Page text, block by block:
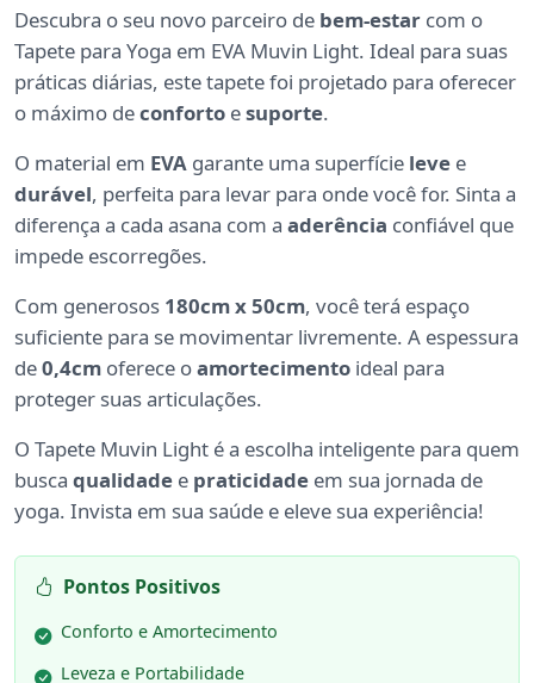
Descubra o seu novo parceiro de bem-estar com o
Tapete para Yoga em EVA Muvin Light. Ideal para suas
práticas diárias, este tapete foi projetado para oferecer
o máximo deconforto esuporte.
O material em EVA garante uma superfície leve e
durável, perfeita para levar para onde você for. Sinta a
diferença a cada asana com a aderência confiável que
impede escorregões.
Com generosos 180cm x 50cm, você terá espaço
suficiente para se movimentar livremente. A espessura
de0,4cm oferece oamortecimento ideal para
proteger suas articulações.
O Tapete Muvin Light é a escolha inteligente para quem
busca qualidade e praticidade em sua jornada de
yoga. Invista em sua saúde e eleve sua experiência!
Pontos Positivos
Conforto e Amortecimento
Leveza e Portabilidade